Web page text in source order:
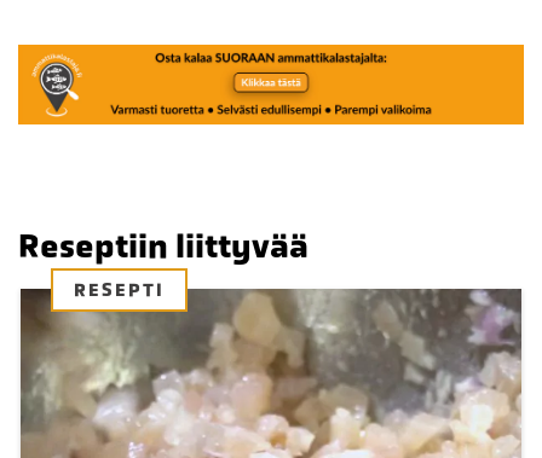
Reseptiin liittyvää
RESEPTI